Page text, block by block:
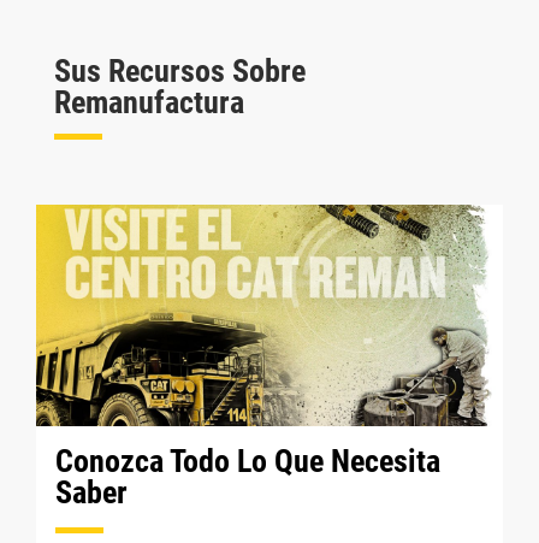
Sus Recursos Sobre
Remanufactura
Conozca Todo Lo Que Necesita
Saber